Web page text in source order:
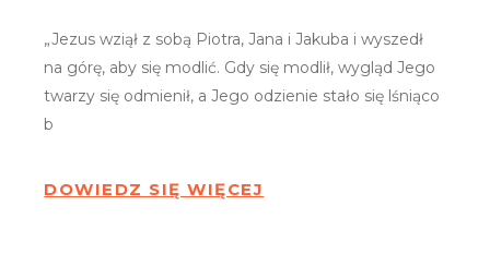
„Jezus wziął z sobą Piotra, Jana i Jakuba i wyszedł
na górę, aby się modlić. Gdy się modlił, wygląd Jego
twarzy się odmienił, a Jego odzienie stało się lśniąco
b
DOWIEDZ SIĘ WIĘCEJ